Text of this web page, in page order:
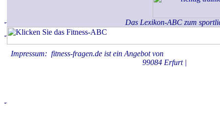
Das Lexikon-ABC zum
Impressum: fitness-fragen.de ist ein Angebot von
99084 Erfurt |